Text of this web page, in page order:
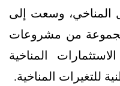
المناخي، وسعت إلى
من مشروعات
المناخية
للتغيرات المناخية.